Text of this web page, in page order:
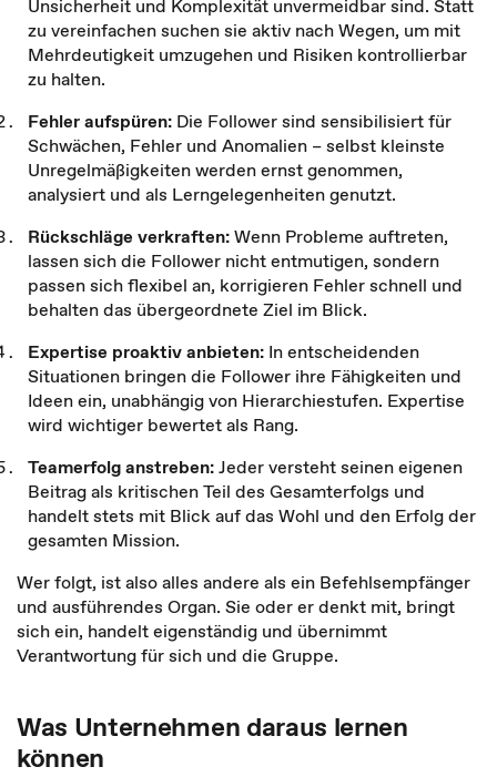
Unsicherheit und Komplexität unvermeidbar sind. Statt
zu vereinfachen suchen sie aktiv nach Wegen, um mit
Mehrdeutigkeit umzugehen und Risiken kontrollierbar
zu halten.
Fehler aufspüren: Die Follower sind sensibilisiert für
Schwächen, Fehler und Anomalien – selbst kleinste
Unregelmäßigkeiten werden ernst genommen,
analysiert und als Lerngelegenheiten genutzt.
Rückschläge verkraften:Wenn Probleme auftreten,
lassen sich die Follower nicht entmutigen, sondern
passen sich flexibel an, korrigieren Fehler schnell und
behalten das übergeordnete Ziel im Blick.
Expertise proaktiv anbieten: In entscheidenden
Situationen bringen die Follower ihre Fähigkeiten und
Ideen ein, unabhängig von Hierarchiestufen. Expertise
wird wichtiger bewertet als Rang.
Teamerfolg anstreben:Jeder versteht seinen eigenen
Beitrag als kritischen Teil des Gesamterfolgs und
handelt stets mit Blick auf das Wohl und den Erfolg der
gesamten Mission.
Wer folgt, ist also alles andere als ein Befehlsempfänger
und ausführendes Organ. Sie oder er denkt mit, bringt
sich ein, handelt eigenständig und übernimmt
Verantwortung für sich und die Gruppe.
Was Unternehmen daraus lernen
können